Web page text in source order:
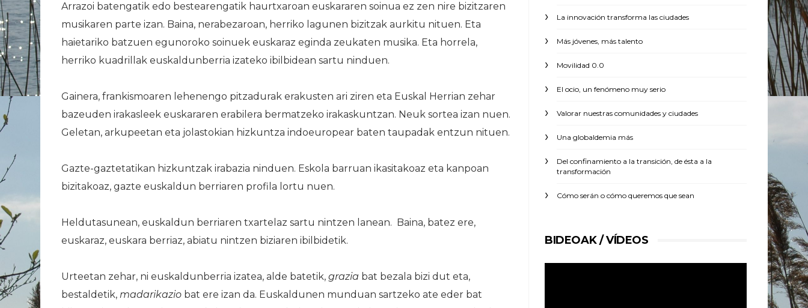
Arrazoi batengatik edo bestearengatik haurtxaroan euskararen soinua ez zen nire bizitzaren
musikaren parte izan. Baina, nerabezaroan, herriko lagunen bizitzak aurkitu nituen. Eta
haietariko batzuen egunoroko soinuek euskaraz eginda zeukaten musika. Eta horrela,
herriko kuadrillak euskaldunberria izateko ibilbidean sartu ninduen.
Gainera, frankismoaren lehenengo pitzadurak erakusten ari ziren eta Euskal Herrian zehar
bazeuden irakasleek euskararen erabilera bermatzeko irakaskuntzan. Neuk sortea izan nuen.
Geletan, arkupeetan eta jolastokian hizkuntza indoeuropear baten taupadak entzun nituen.
Gazte-gaztetatikan hizkuntzak irabazia ninduen. Eskola barruan ikasitakoaz eta kanpoan
bizitakoaz, gazte euskaldun berriaren profila lortu nuen.
Heldutasunean, euskaldun berriaren txartelaz sartu nintzen lanean. Baina, batez ere,
euskaraz, euskara berriaz, abiatu nintzen biziaren ibilbidetik.
Urteetan zehar, ni euskaldunberria izatea, alde batetik, grazia bat bezala bizi dut eta,
bestaldetik, madarikazio bat ere izan da. Euskaldunen munduan sartzeko ate eder bat
La innovación transforma las ciudades
Más jóvenes, más talento
Movilidad 0.0
El ocio, un fenómeno muy serio
Valorar nuestras comunidades y ciudades
Una globaldemia más
Del confinamiento a la transición, de ésta a la
transformación
Cómo serán o cómo queremos que sean
BIDEOAK / VÍDEOS